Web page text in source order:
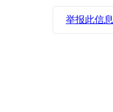
举报此信息